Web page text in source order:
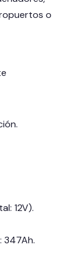
o
12V).
347Ah.